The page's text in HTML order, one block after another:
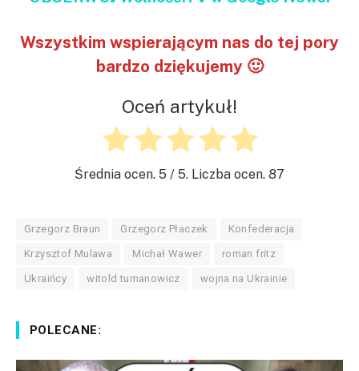
Wszystkim wspierającym nas do tej pory
bardzo dziękujemy 🙂
Oceń artykuł!
Średnia ocen. 5 / 5. Liczba ocen. 87
Grzegorz Braun Grzegorz Płaczek Konfederacja
Krzysztof Mulawa Michał Wawer roman fritz
Ukraińcy witold tumanowicz wojna na Ukrainie
POLECANE: